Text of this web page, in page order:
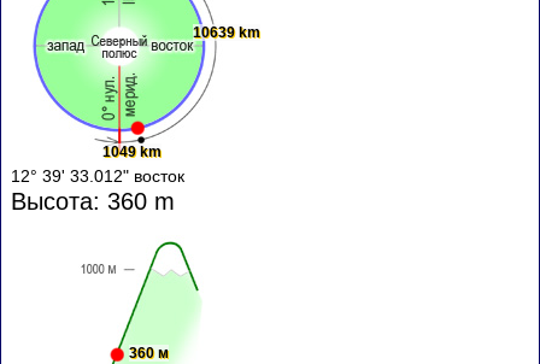
1049 km
10639 km
12° 39' 33.012" восток
Высота: 360 m
360 м